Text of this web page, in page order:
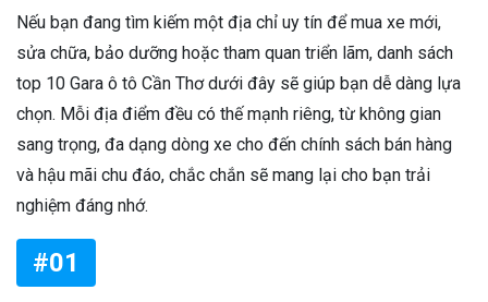
Nếu bạn đang tìm kiếm một địa chỉ uy tín để mua xe mới,
sửa chữa, bảo dưỡng hoặc tham quan triển lãm, danh sách
top 10 Gara ô tô Cần Thơ dưới đây sẽ giúp bạn dễ dàng lựa
chọn. Mỗi địa điểm đều có thế mạnh riêng, từ không gian
sang trọng, đa dạng dòng xe cho đến chính sách bán hàng
và hậu mãi chu đáo, chắc chắn sẽ mang lại cho bạn trải
nghiệm đáng nhớ.
#01